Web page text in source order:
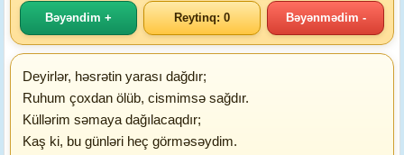
Bəyəndim + Reytinq: 0 Bəyənmədim -
Deyirlər, həsrətin yarası dağdır;
Ruhum çoxdan ölüb, cismimsə sağdır.
Küllərim səmaya dağılacaqdır;
Kaş ki, bu günləri heç görməsəydim.